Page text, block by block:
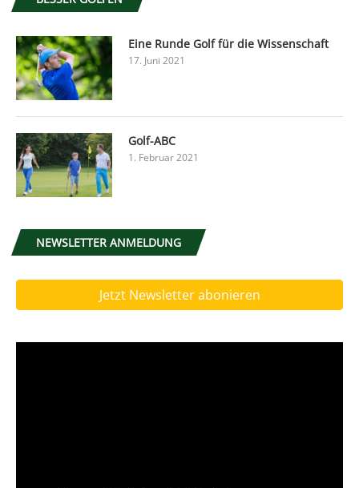
Eine Runde Golf für die Wissenschaft
17. Juni 2021
Golf-ABC
1. Februar 2021
NEWSLETTER ANMELDUNG
Jetzt Newsletter abonieren